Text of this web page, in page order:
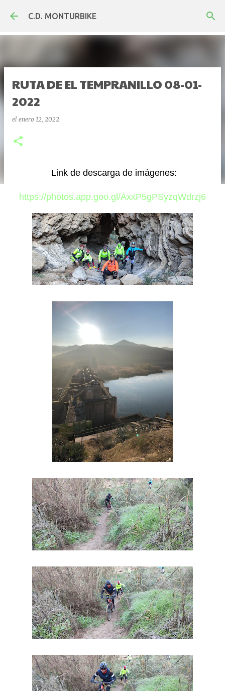
Ir al contenido principal
C.D. MONTURBIKE
RUTA DE EL TEMPRANILLO 08-01-
2022
el enero 12, 2022
Link de descarga de imágenes:
https://photos.app.goo.gl/AxxP5gPSyzqWdrzj6